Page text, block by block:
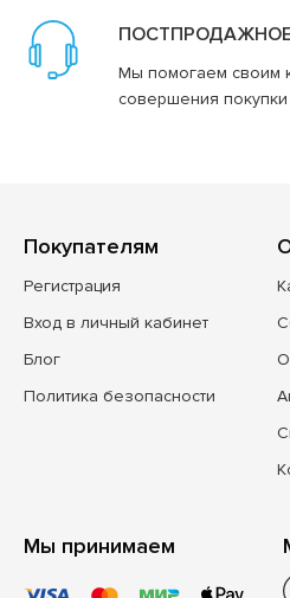
Мы помогаем своим
совершения покупки
Покупателям
Регистрация
Вход в личный кабинет
Блог
Политика безопасности
Мы принимаем